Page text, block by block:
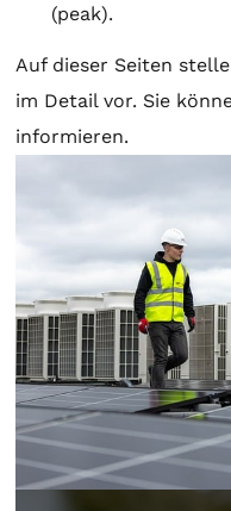
(peak).
Auf dieser Seiten
im Detail vor. Sie
informieren.